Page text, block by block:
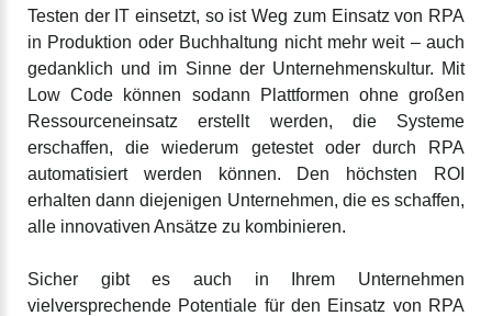
Testen der IT einsetzt, so ist Weg zum Einsatz von RPA
in Produktion oder Buchhaltung nicht mehr weit – auch
gedanklich und im Sinne der Unternehmenskultur. Mit
Low Code können sodann Plattformen ohne großen
Ressourceneinsatz erstellt werden, die Systeme
erschaffen, die wiederum getestet oder durch RPA
automatisiert werden können. Den höchsten ROI
erhalten dann diejenigen Unternehmen, die es schaffen,
alle innovativen Ansätze zu kombinieren.
Sicher gibt es auch in Ihrem Unternehmen
vielversprechende Potentiale für den Einsatz von RPA